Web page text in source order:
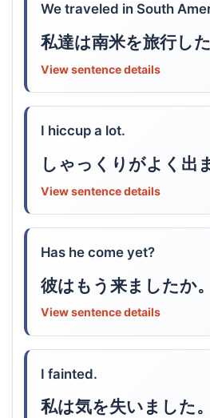
We traveled in South
私達は南米を旅行した
View sentence details
I hiccup a lot.
しゃっくりがよく出
View sentence details
Has he come yet?
彼はもう来ましたか。
View sentence details
I fainted.
私は気を失いました。